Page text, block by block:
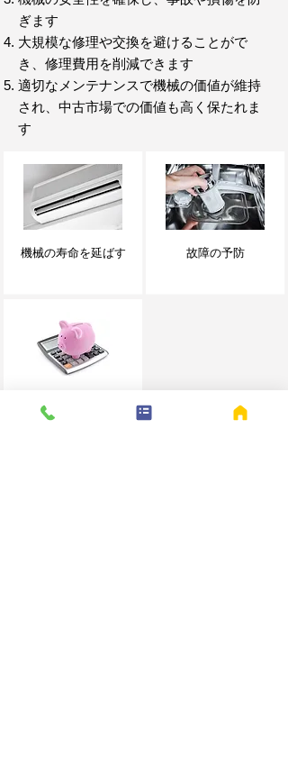
ぎます
大規模な修理や交換を避けることがで
き、修理費用を削減できます
適切なメンテナンスで機械の価値が維持
され、中古市場での価値も高く保たれま
す
機械の寿命を延ばす 故障の予防